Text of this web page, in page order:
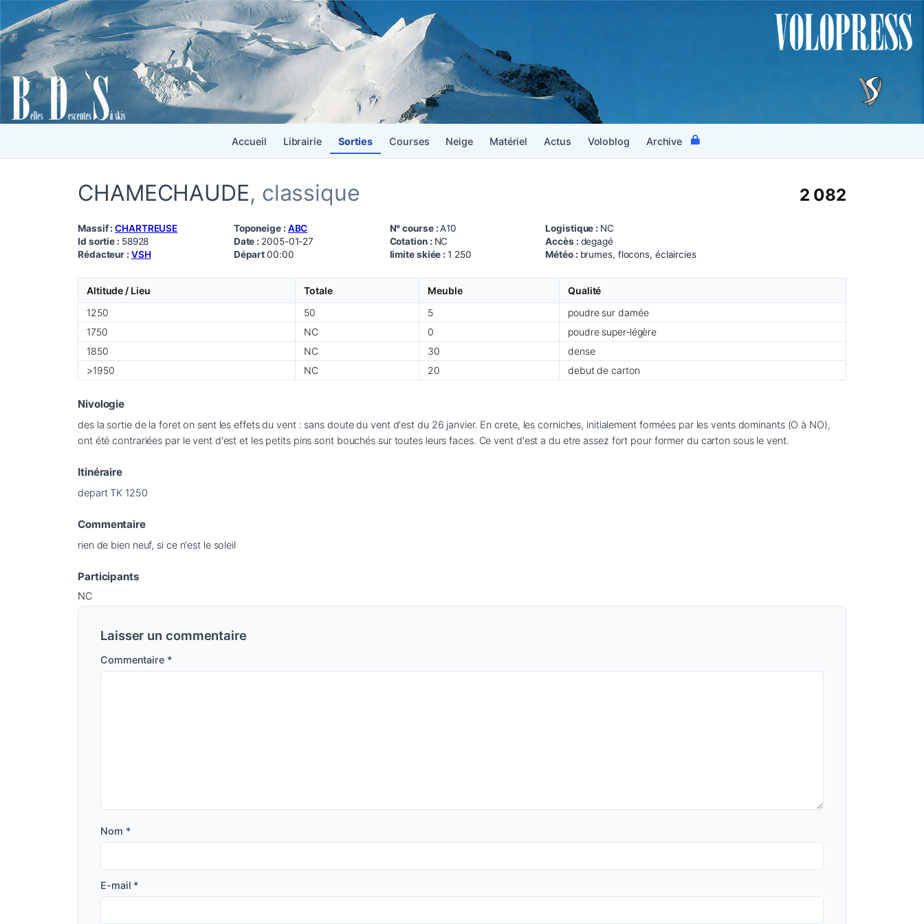
Accueil Librairie Sorties Courses Neige Matériel Actus Voloblog Archive
CHAMECHAUDE, classique 2 082
Massif :CHARTREUSE
Id sortie : 58928
Rédacteur : VSH
Toponeige : ABC
Date : 2005-01-27
Départ00:00
N° course :A10
Cotation : NC
limite skiée :1 250
Logistique : NC
Accès : degagé
Météo : brumes, flocons, éclaircies
Altitude / Lieu Totale Meuble
Qualité
1250
50 5
poudre sur damée
1750
NC 0
poudre super-légère
1850
NC 30
dense
>1950
NC 20 debut de carton
Nivologie
des la sortie de la foret on sent les effets du vent : sans doute du vent d'est du 26 janvier. En crete, les corniches, initialement formées par les vents dominants (O à NO),
ont été contrariées par le vent d'est et les petits pins sont bouchés sur toutes leurs faces. Ce vent d'est a du etre assez fort pour former du carton sous le vent.
Itinéraire
depart TK 1250
Commentaire
rien de bien neuf, si ce n'est le soleil
Participants
NC
Laisser un commentaire
Commentaire *
Nom *
E-mail *